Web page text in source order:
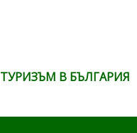
ТУРИЗЪМ В БЪЛГАРИЯ